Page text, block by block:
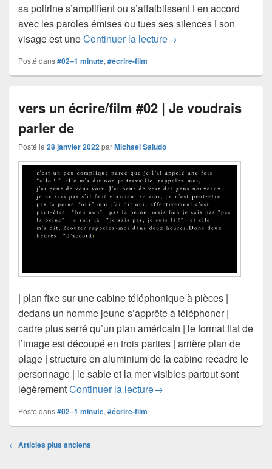
sa poitrine s’amplifient ou s’affaiblissent ǀ en accord
avec les paroles émises ou tues ses silences ǀ son
visage est uneContinuer la lecturevers un écrire/fim #02 |
→
Posté dans#02–1 minute,#écrire-film
vers un écrire/film #02 | Je voudrais
parler de
Posté le 28 janvier 2022parMichael Saludo
| plan fixe sur une cabine téléphonique à pièces |
dedans un homme jeune s’apprête à téléphoner |
cadre plus serré qu’un plan américain | le format flat de
l’image est découpé en trois parties | arrière plan de
plage | structure en aluminium de la cabine recadre le
personnage | le sable et la mer visibles partout sont
légèrementContinuer la lecturevers un écrire/film #02 | Je
→
Posté dans#02–1 minute, #écrire-film
Navigation
← Articles plus anciens